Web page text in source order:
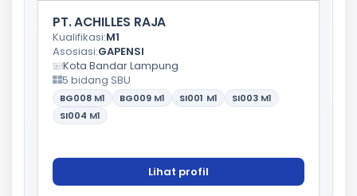
PT. ACHILLES RAJA
Kualifikasi:M1
Asosiasi:GAPENSI
Kota Bandar Lampung
5 bidang SBU
BG008 M1 BG009 M1 SI001 M1 SI003 M1
SI004 M1
Lihat profil